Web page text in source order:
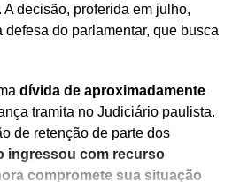
A decisão, proferida em julho,
defesa do parlamentar, que busca
dívida de aproximadamente
tramita no Judiciário paulista.
de retenção de parte dos
ingressou com recurso
compromete sua situação